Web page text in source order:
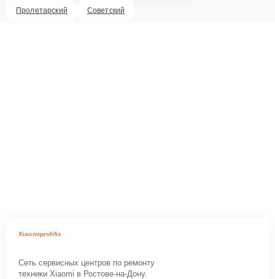
Пролетарский Советский
Xiaomiprofifix
Сеть сервисных центров по ремонту
техники Xiaomi в Ростове-на-Дону.